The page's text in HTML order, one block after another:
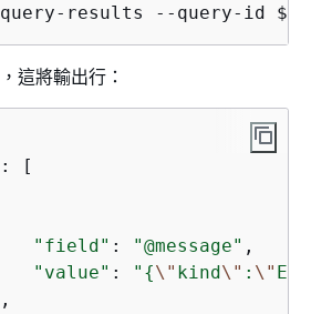
results --query-id
這將輸出行：
: [
"field" : "@message" ,
"value" : " {\" kind\" : \"